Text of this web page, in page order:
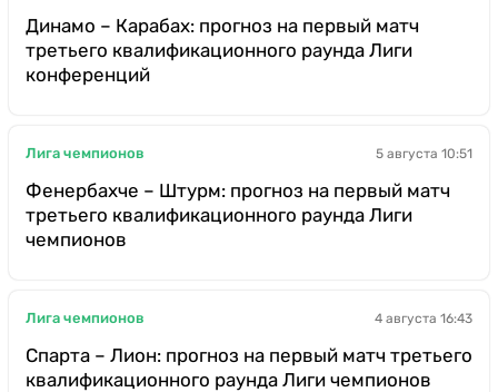
Динамо – Карабах: прогноз на первый матч
третьего квалификационного раунда Лиги
конференций
Лига чемпионов 5 августа 10:51
Фенербахче – Штурм: прогноз на первый матч
третьего квалификационного раунда Лиги
чемпионов
Лига чемпионов 4 августа 16:43
Спарта – Лион: прогноз на первый матч третьего
квалификационного раунда Лиги чемпионов